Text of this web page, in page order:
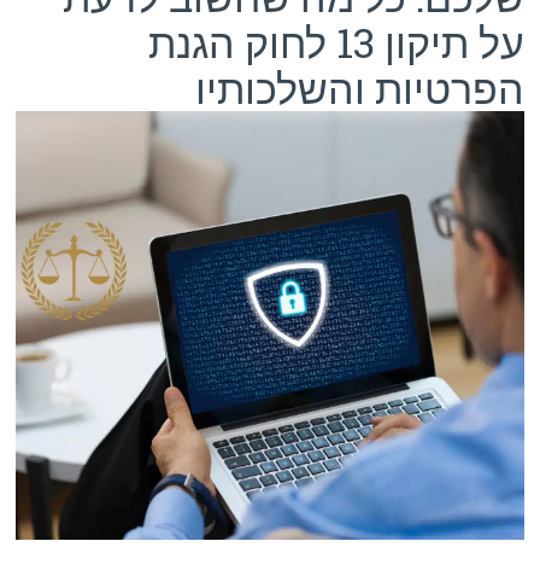
על תיקון 13 לחוק הגנת
הפרטיות והשלכותיו